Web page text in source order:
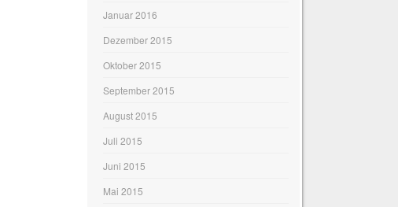
Januar 2016
Dezember 2015
Oktober 2015
September 2015
August 2015
Juli 2015
Juni 2015
Mai 2015